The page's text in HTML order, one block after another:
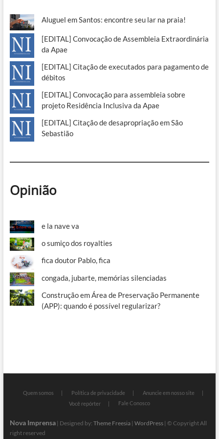
Aluguel em Santos: encontre seu lar na praia!
[EDITAL] Convocação de Assembleia Extraordinária
da Apae
[EDITAL] Citação de executados para pagamento de
débitos
[EDITAL] Convocação para assembleia sobre
projeto Residência Inclusiva da Apae
[EDITAL] Citação de desapropriação em São
Sebastião
Opinião
e la nave va
o sumiço dos royalties
fica doutor Pablo, fica
congada, jubarte, memórias silenciadas
Construção em Área de Preservação Permanente
(APP): quando é possível regularizar?
Quem somos Política de privacidade
Anuncie em nosso site
Você repórter
Fale Conosco
Nova Imprensa| Designed by: Theme Freesia| WordPress| © Copyright All
right reserved